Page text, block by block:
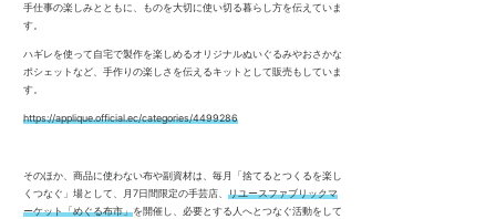
手仕事の楽しみとともに、ものを大切に使い切る暮らし方を伝えていま
す。
ハギレを使って自宅で製作を楽しめるオリジナルぬいぐるみやおさかな
ポシェットなど、手作りの楽しさを伝えるキットとして販売もしていま
す。
https://applique.official.ec/categories/4499286
そのほか、商品に使わない布や副資材は、毎月「捨てるとつくるを楽し
くつなぐ」場として、月7日間限定の手芸店、 リユースファブリックマ
ーケット「めぐる布市」を開催し、 必要とする人へとつなぐ活動をして